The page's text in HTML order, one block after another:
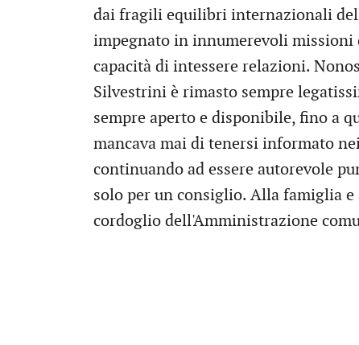
dai fragili equilibri internazionali
impegnato in innumerevoli missioni
capacità di intessere relazioni.
Silvestrini è rimasto sempre
sempre aperto e disponibile, fino a
mancava mai di tenersi informato
continuando ad essere autorevole
solo per un consiglio. Alla famiglia
cordoglio dell'Amministrazione